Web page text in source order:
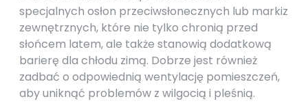
specjalnych osłon przeciwsłonecznych lub markiz
zewnętrznych, które nie tylko chronią przed
słońcem latem, ale także stanowią dodatkową
barierę dla chłodu zimą. Dobrze jest również
zadbać o odpowiednią wentylację pomieszczeń,
aby uniknąć problemów z wilgocią i pleśnią.